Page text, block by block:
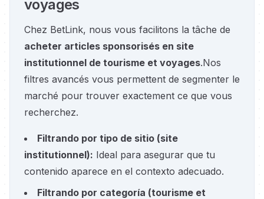
voyages
Chez BetLink, nous vous facilitons la tâche de
acheter articles sponsorisés en site
institutionnel de tourisme et voyages.Nos
filtres avancés vous permettent de segmenter le
marché pour trouver exactement ce que vous
recherchez.
Filtrando por tipo de sitio (site
institutionnel): Ideal para asegurar que tu
contenido aparece en el contexto adecuado.
Filtrando por categoría (tourisme et